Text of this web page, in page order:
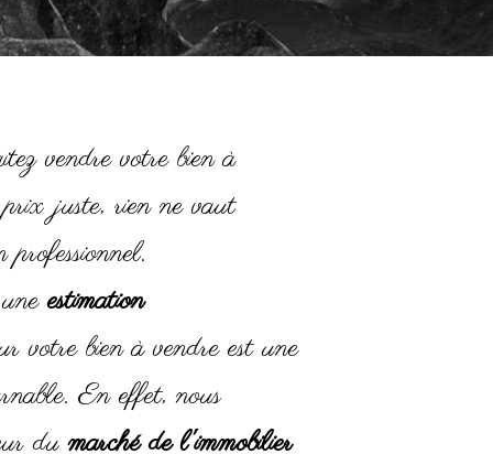
vendre votre bien à
juste, rien ne vaut
professionnel.
estimation
votre bien à vendre est une
En effet, nous
dumarché de l'immobilier